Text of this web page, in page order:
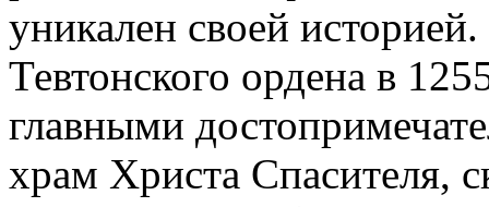
уникален своей
Тевтонского ордена в
главными
храм Христа Спасителя,